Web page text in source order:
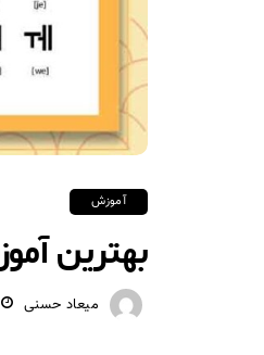
آموزش
بهترین
میعاد حسنی